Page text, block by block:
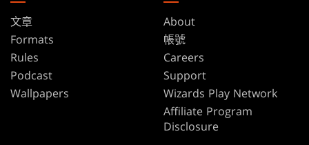
文章
Formats
Rules
Podcast
Wallpapers
About
帳號
Careers
Support
Wizards Play Network
Affiliate Program
Disclosure